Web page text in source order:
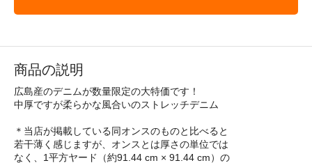
商品の説明
広島産のデニムが数量限定の大特価です！
中厚ですが柔らかな風合いのストレッチデニム
＊当店が掲載している同オンスのものと比べると
若干薄く感じますが、オンスとは厚さの単位では
なく、1平方ヤード（約91.44 cm × 91.44 cm）の